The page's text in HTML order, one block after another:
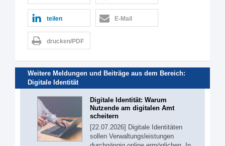
teilen E-Mail
drucken/PDF
Weitere Meldungen und Beiträge aus dem Bereich:
Digitale Identität
Digitale Identität: Warum
Nutzende am digitalen Amt
scheitern
[22.07.2026] Digitale Identitäten
sollen Verwaltungsleistungen